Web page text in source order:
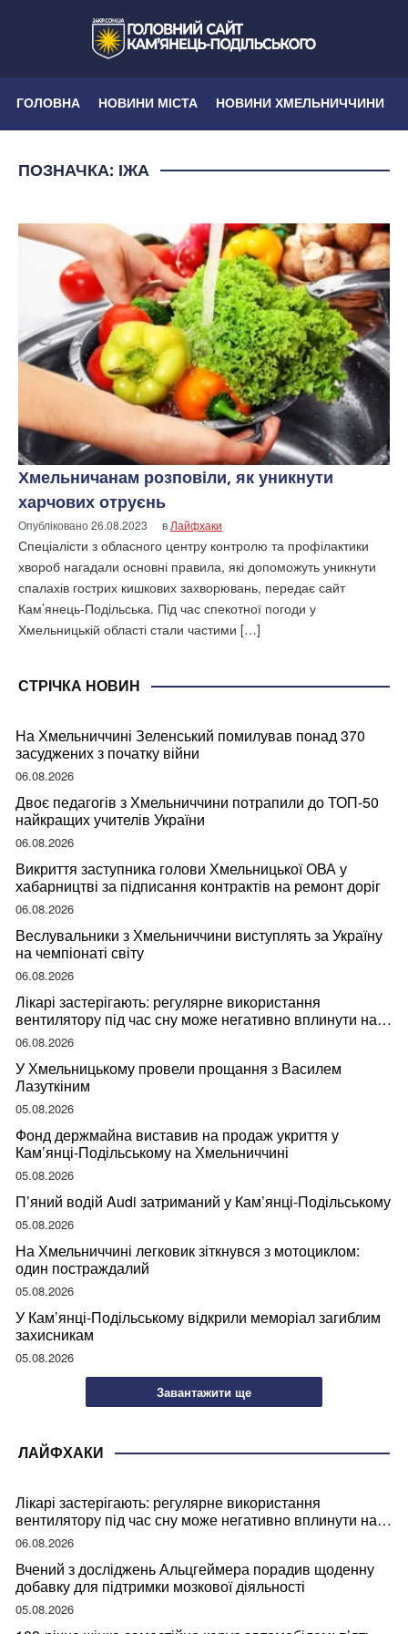
ГОЛОВНА НОВИНИ МІСТА НОВИНИ ХМЕЛЬНИЧЧИНИ
ПОЗНАЧКА: ІЖА
Хмельничанам розповіли, як уникнути
харчових отруєнь
Опубліковано26.08.2023 в Лайфхаки
Спеціалісти з обласного центру контролю та профілактики
хвороб нагадали основні правила, які допоможуть уникнути
спалахів гострих кишкових захворювань, передає сайт
Кам’янець-Подільська. Під час спекотної погоди у
Хмельницькій області стали частими […]
СТРІЧКА НОВИН
На Хмельниччині Зеленський помилував понад 370
засуджених з початку війни
06.08.2026
Двоє педагогів з Хмельниччини потрапили до ТОП-50
найкращих учителів України
06.08.2026
Викриття заступника голови Хмельницької ОВА у
хабарництві за підписання контрактів на ремонт доріг
06.08.2026
Веслувальники з Хмельниччини виступлять за Україну
на чемпіонаті світу
06.08.2026
Лікарі застерігають: регулярне використання
вентилятору під час сну може негативно вплинути на
ваше здоров’я
06.08.2026
У Хмельницькому провели прощання з Василем
Лазуткіним
05.08.2026
Фонд держмайна виставив на продаж укриття у
Кам’янці-Подільському на Хмельниччині
05.08.2026
П’яний водій Audi затриманий у Кам’янці-Подільському
05.08.2026
На Хмельниччині легковик зіткнувся з мотоциклом:
один постраждалий
05.08.2026
У Кам’янці-Подільському відкрили меморіал загиблим
захисникам
05.08.2026
Завантажити ще
ЛАЙФХАКИ
Лікарі застерігають: регулярне використання
вентилятору під час сну може негативно вплинути на
ваше здоров’я
06.08.2026
Вчений з досліджень Альцгеймера порадив щоденну
добавку для підтримки мозкової діяльності
05.08.2026